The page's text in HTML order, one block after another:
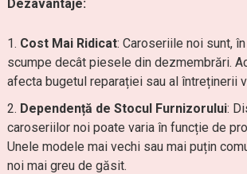
Dezavantaje:
Cost Mai Ridicat: Caroseriile noi sunt,
scumpe decât piesele din dezmembrări.
afecta bugetul reparației sau al întreținerii
Dependență de Stocul Furnizorului:
caroseriilor noi poate varia în funcție de
Unele modele mai vechi sau mai puțin
noi mai greu de găsit.